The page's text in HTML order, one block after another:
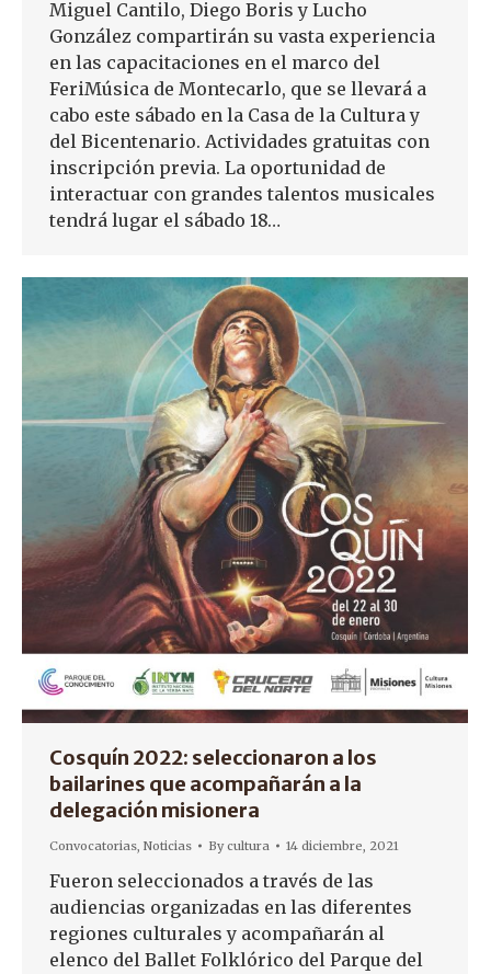
Miguel Cantilo, Diego Boris y Lucho
González compartirán su vasta experiencia
en las capacitaciones en el marco del
FeriMúsica de Montecarlo, que se llevará a
cabo este sábado en la Casa de la Cultura y
del Bicentenario. Actividades gratuitas con
inscripción previa. La oportunidad de
interactuar con grandes talentos musicales
tendrá lugar el sábado 18…
Cosquín 2022: seleccionaron a los
bailarines que acompañarán a la
delegación misionera
Convocatorias, Noticias Bycultura 14 diciembre, 2021
Fueron seleccionados a través de las
audiencias organizadas en las diferentes
regiones culturales y acompañarán al
elenco del Ballet Folklórico del Parque del